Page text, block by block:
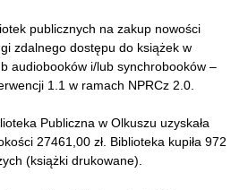
publicznych na zakup nowości
zdalnego dostępu do książek w
audiobooków i/lub synchrobooków –
1.1 w ramach NPRCz 2.0.
Publiczna w Olkuszu uzyskała
27461,00 zł. Biblioteka kupiła 972
(książki drukowane).